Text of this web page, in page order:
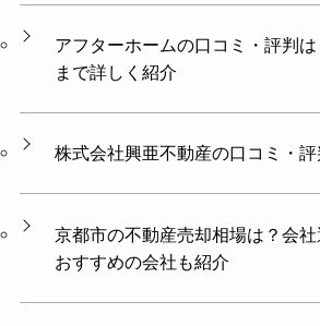
アフターホームの口コミ・評判
まで詳しく紹介
株式会社興亜不動産の口コミ・評
京都市の不動産売却相場は？会
おすすめの会社も紹介